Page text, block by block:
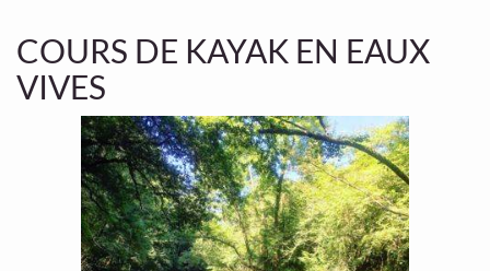
COURS DE KAYAK EN EAUX
VIVES